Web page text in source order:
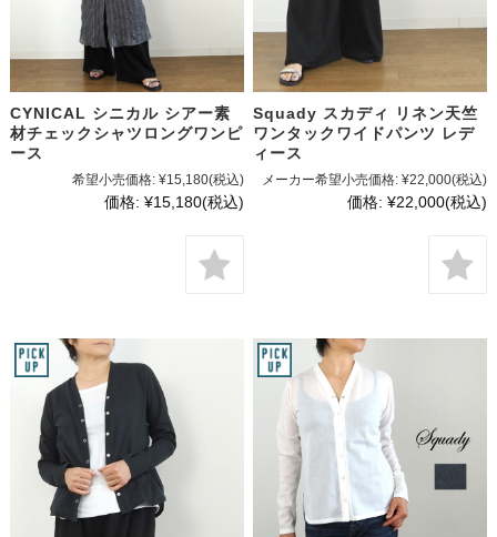
CYNICAL シニカル シアー素
材チェックシャツロングワンピ
ース
希望小売価格: ¥15,180(税込)
価格: ¥15,180(税込)
Squady スカディ リネン天竺
ワンタックワイドパンツ レデ
ィース
メーカー希望小売価格: ¥22,000(税込)
価格: ¥22,000(税込)